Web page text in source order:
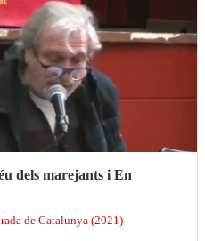
dels marejants i En
de Catalunya (2021)